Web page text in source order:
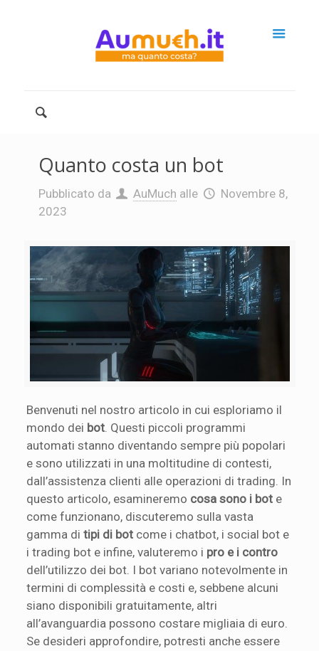
Quanto costa un bot
Pubblicato da AuMuch alle
Novembre 8,
2023
Benvenuti nel nostro articolo in cui esploriamo il
mondo dei bot. Questi piccoli programmi
automati stanno diventando sempre più popolari
e sono utilizzati in una moltitudine di contesti,
dall’assistenza clienti alle operazioni di trading. In
questo articolo, esamineremo cosa sono i bot e
come funzionano, discuteremo sulla vasta
gamma ditipi di bot come i chatbot, i social bot e
i trading bot e infine, valuteremo i pro e i contro
dell’utilizzo dei bot. I bot variano notevolmente in
termini di complessità e costi e, sebbene alcuni
siano disponibili gratuitamente, altri
all’avanguardia possono costare migliaia di euro.
Se desideri approfondire, potresti anche essere